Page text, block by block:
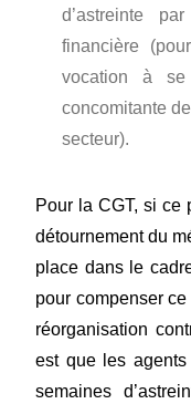
d’astreinte
financière
vocation à se
concomitante
secteur).
Pour la CGT, si ce
détournement du
place dans le
pour compenser
réorganisation
est que les agents
semaines